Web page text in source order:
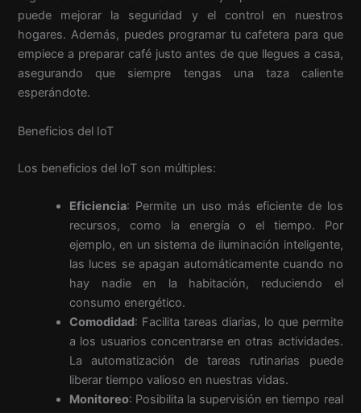
puede mejorar la seguridad y el control en nuestros
hogares. Además, puedes programar tu cafetera para que
empiece a preparar café justo antes de que llegues a casa,
asegurando que siempre tengas una taza caliente
esperándote.
Beneficios del IoT
Los beneficios del IoT son múltiples:
Eficiencia: Permite un uso más eficiente de los
recursos, como la energía o el tiempo. Por
ejemplo, en un sistema de iluminación inteligente,
las luces se apagan automáticamente cuando no
hay nadie en la habitación, reduciendo el
consumo energético.
Comodidad: Facilita tareas diarias, lo que permite
a los usuarios concentrarse en otras actividades.
La automatización de tareas rutinarias puede
liberar tiempo valioso en nuestras vidas.
Monitoreo: Posibilita la supervisión en tiempo real